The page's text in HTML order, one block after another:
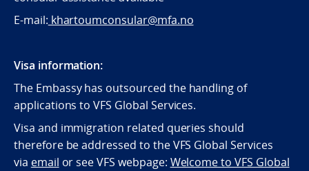
E-mail: khartoumconsular@mfa.no
Visa information:
The Embassy has outsourced the handling of
applications to VFS Global Services.
Visa and immigration related queries should
therefore be addressed to the VFS Global Services
via email or see VFS webpage: Welcome to VFS Global